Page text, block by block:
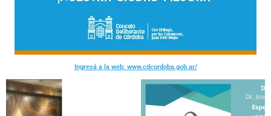
Ingresá a la web: www.cdcordoba.gob.ar/